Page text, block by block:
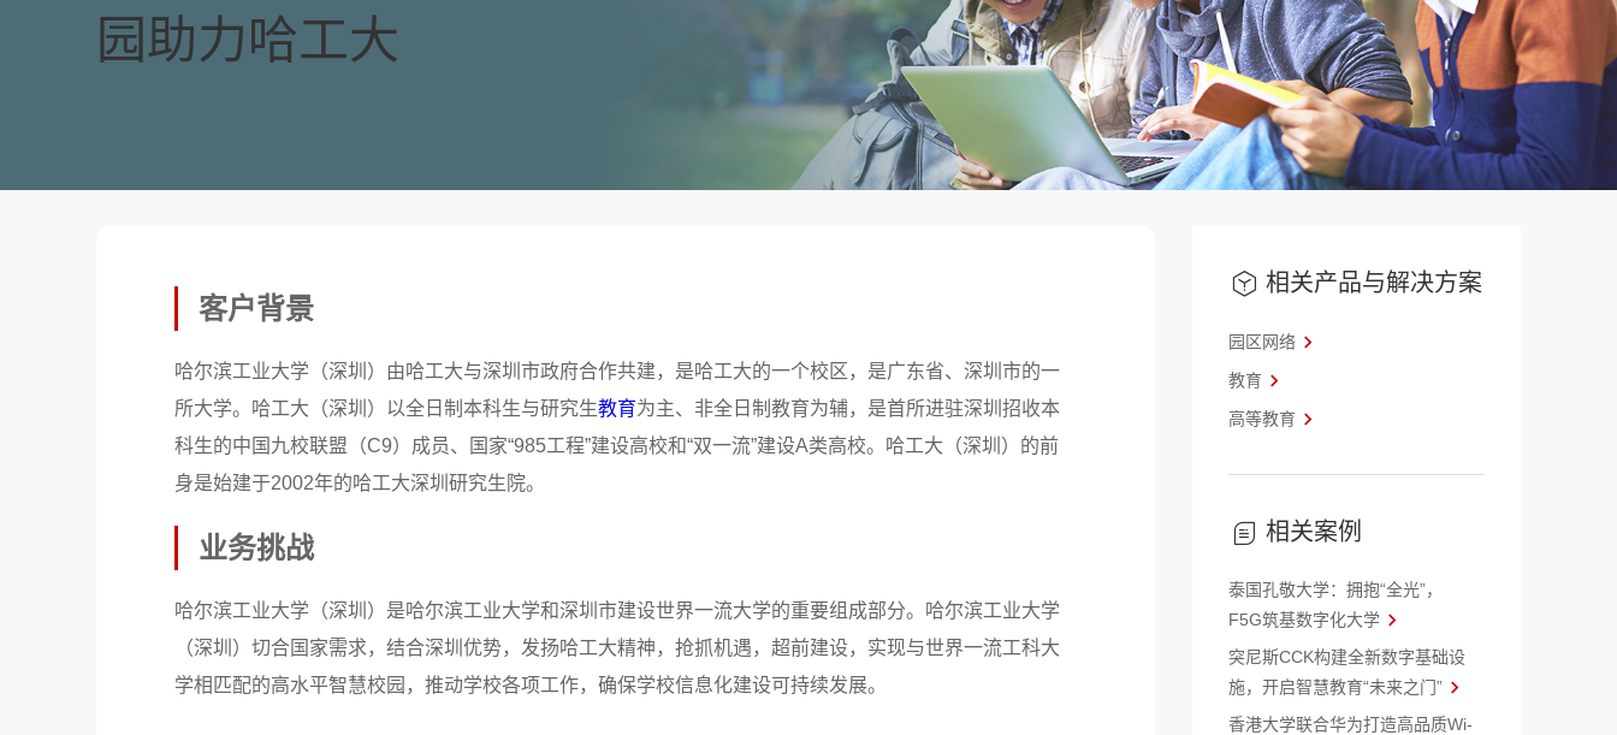
园助力哈工大
客户背景
哈尔滨工业大学（深圳）由哈工大与深圳市政府合作共建，是哈工大的一个校区，是广东省、深圳市的一
所大学。哈工大（深圳）以全日制本科生与研究生教育为主、非全日制教育为辅，是首所进驻深圳招收本
科生的中国九校联盟（C9）成员、国家“985工程”建设高校和“双一流”建设A类高校。哈工大（深圳）的前
身是始建于2002年的哈工大深圳研究生院。
业务挑战
哈尔滨工业大学（深圳）是哈尔滨工业大学和深圳市建设世界一流大学的重要组成部分。哈尔滨工业大学
（深圳）切合国家需求，结合深圳优势，发扬哈工大精神，抢抓机遇，超前建设，实现与世界一流工科大
学相匹配的高水平智慧校园，推动学校各项工作，确保学校信息化建设可持续发展。
相关产品与解决方案
园区网络
教育
高等教育
相关案例
泰国孔敬大学：拥抱“全光”，
F5G筑基数字化大学
突尼斯CCK构建全新数字基础设
施，开启智慧教育“未来之门”
香港大学联合华为打造高品质Wi-